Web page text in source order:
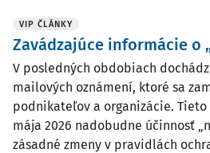
VIP ČLÁNKY
Zavádzajúce informácie o
V posledných obdobiach
mailových oznámení, ktoré sa
podnikateľov a organizácie.
mája 2026 nadobudne účinnosť
zásadné zmeny v pravidlách